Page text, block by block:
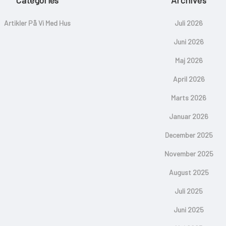
Artikler På Vi Med Hus Juli 2026
Juni 2026
Maj 2026
April 2026
Marts 2026
Januar 2026
December 2025
November 2025
August 2025
Juli 2025
Juni 2025